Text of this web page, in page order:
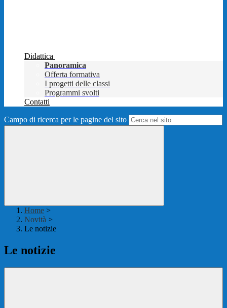
Didattica
Panoramica
Offerta formativa
I progetti delle classi
Programmi svolti
Contatti
Campo di ricerca per le pagine del sito
Home >
Novità >
Le notizie
Le notizie